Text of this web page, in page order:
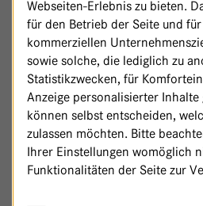
Webseiten-Erlebnis zu bieten.
für den Betrieb der Seite und
kommerziellen
sowie solche, die lediglich zu
Statistikzwecken, für
Anzeige personalisierter Inhalte
können selbst entscheiden,
zulassen möchten. Bitte
Ihrer Einstellungen womöglich
Funktionalitäten der Seite zur